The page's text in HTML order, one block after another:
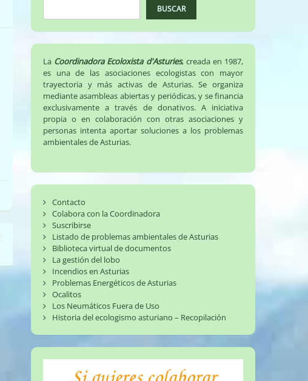
BUSCAR
La Coordinadora Ecoloxista d'Asturies, creada en 1987,
es una de las asociaciones ecologistas con mayor
trayectoria y más activas de Asturias. Se organiza
mediante asambleas abiertas y periódicas, y se financia
exclusivamente a través de donativos. A iniciativa
propia o en colaboración con otras asociaciones y
personas intenta aportar soluciones a los problemas
ambientales de Asturias.
Contacto
Colabora con la Coordinadora
Suscribirse
Listado de problemas ambientales de Asturias
Biblioteca virtual de documentos
La gestión del lobo
Incendios en Asturias
Problemas Energéticos de Asturias
Ocalitos
Los Neumáticos Fuera de Uso
Historia del ecologismo asturiano – Recopilación